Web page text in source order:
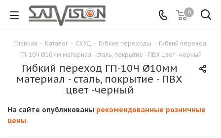
0
Главная - Каталог - СКУД - Гибкие переходы - Гибкий переход
ГП-10Ч Ø10мм материал - сталь, покрытие - ПВХ цвет -черный
Гибкий переход ГП-10Ч Ø10мм
материал - сталь, покрытие - ПВХ
цвет -черный
На сайте опубликованы рекомендованные розничные
цены.